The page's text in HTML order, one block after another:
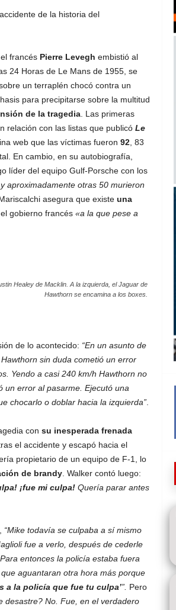
de la historia del
francés Pierre Levegh embistió al
24 Horas de Le Mans de 1955, se
un terraplén chocó contra un
para precipitarse sobre la multitud
de la tragedia. Las primeras
relación con las listas que publicó Le
web que las víctimas fueron 92, 83
En cambio, en su autobiografía,
líder del equipo Gulf-Porsche con los
aproximadamente otras 50 murieron
asegura que existe una
gobierno francés «a la que pese a
Healey de Macklin. A la izquierda, el Jaguar de
Hawthorn se encamina a los boxes.
de lo acontecido: “En un asunto de
Hawthorn sin duda cometió un error
Yendo a casi 240 km/h Hawthorn no
un error al pasarme. Ejecutó una
chocarlo o doblar hacia la izquierda”.
con su inesperada frenada
el accidente y escapó hacia el
propietario de un equipo de F-1, lo
de brandy. Walker contó luego:
¡fue mi culpa!Quería parar antes
“Mike todavía se culpaba a sí mismo
fue a verlo, después de cederle
entonces la policía estaba fuera
aguantaran otra hora más porque
a la policía que fue tu culpa’”. Pero
desastre? No. Fue, en el verdadero